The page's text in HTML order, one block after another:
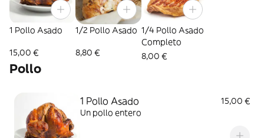
1 Pollo Asado
15,00 €
1/2 Pollo Asado
8,80 €
1/4 Pollo Asado
Completo
8,00 €
Pollo
1 Pollo Asado
15,00 €
Un pollo entero